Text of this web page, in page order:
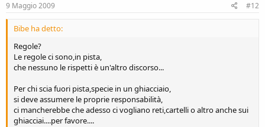
9 Maggio 2009 #12
Bibe ha detto:
Regole?
Le regole ci sono,in pista,
che nessuno le rispetti è un'altro discorso...
Per chi scia fuori pista,specie in un ghiacciaio,
si deve assumere le proprie responsabilità,
ci mancherebbe che adesso ci vogliano reti,cartelli o altro anche sui
ghiacciai....per favore....